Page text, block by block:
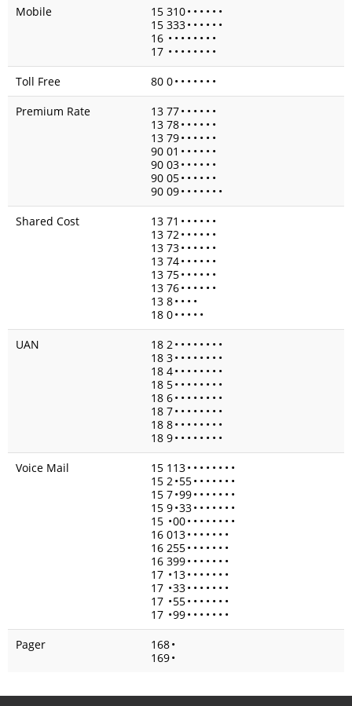
Mobile
15 310• • • • • •
15 333• • • • • •
16 • • • • • • • •
17 • • • • • • • •
Toll Free
80 0• • • • • • •
Premium Rate
13 77• • • • • •
13 78• • • • • •
13 79• • • • • •
90 01 • • • • • •
90 03• • • • • •
90 05• • • • • •
90 09• • • • • • •
Shared Cost
13 71 • • • • • •
13 72• • • • • •
13 73• • • • • •
13 74• • • • • •
13 75• • • • • •
13 76• • • • • •
13 8• • • •
18 0• • • • •
UAN
18 2• • • • • • • •
18 3• • • • • • • •
18 4• • • • • • • •
18 5• • • • • • • •
18 6• • • • • • • •
18 7• • • • • • • •
18 8• • • • • • • •
18 9• • • • • • • •
Voice Mail
15 113• • • • • • • •
15 2•55• • • • • • •
15 7•99• • • • • • •
15 9•33• • • • • • •
15 •00• • • • • • • •
16 013• • • • • • •
16 255• • • • • • •
16 399• • • • • • •
17 •13• • • • • • •
17 •33• • • • • • •
17 •55• • • • • • •
17 •99• • • • • • •
Pager
168•
169•